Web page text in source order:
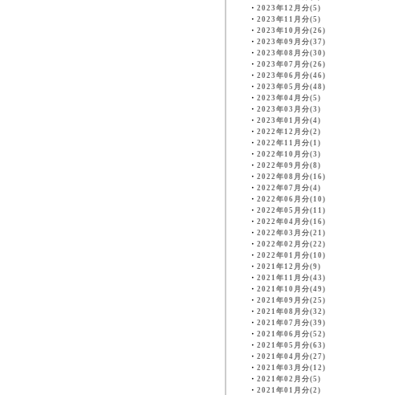
・ 2023年12月分(5)
・ 2023年11月分(5)
・ 2023年10月分(26)
・ 2023年09月分(37)
・ 2023年08月分(30)
・ 2023年07月分(26)
・ 2023年06月分(46)
・ 2023年05月分(48)
・ 2023年04月分(5)
・ 2023年03月分(3)
・ 2023年01月分(4)
・ 2022年12月分(2)
・ 2022年11月分(1)
・ 2022年10月分(3)
・ 2022年09月分(8)
・ 2022年08月分(16)
・ 2022年07月分(4)
・ 2022年06月分(10)
・ 2022年05月分(11)
・ 2022年04月分(16)
・ 2022年03月分(21)
・ 2022年02月分(22)
・ 2022年01月分(10)
・ 2021年12月分(9)
・ 2021年11月分(43)
・ 2021年10月分(49)
・ 2021年09月分(25)
・ 2021年08月分(32)
・ 2021年07月分(39)
・ 2021年06月分(52)
・ 2021年05月分(63)
・ 2021年04月分(27)
・ 2021年03月分(12)
・ 2021年02月分(5)
・ 2021年01月分(2)